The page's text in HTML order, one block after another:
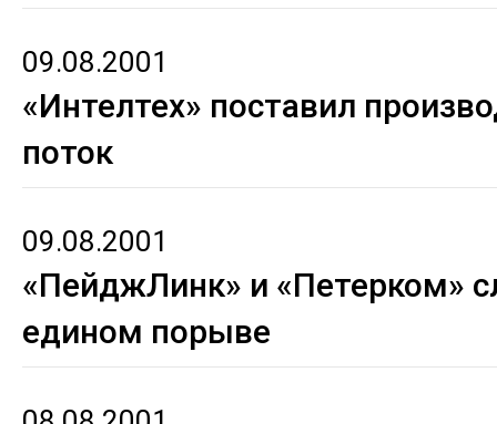
09.08.2001
«Интелтех» поставил
поток
09.08.2001
«ПейджЛинк» и «Петерком»
едином порыве